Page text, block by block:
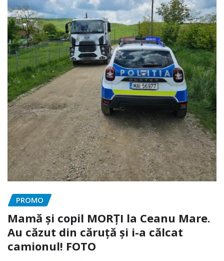
PROMO
Mamă și copil MORȚI la Ceanu Mare.
Au căzut din căruță și i-a călcat
camionul! FOTO